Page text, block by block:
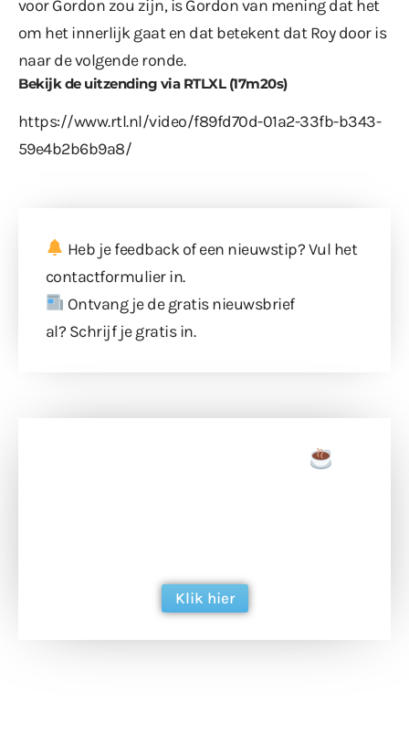
voor Gordon zou zijn, is Gordon van mening dat het
om het innerlijk gaat en dat betekent dat Roy door is
naar de volgende ronde.
Bekijk de uitzending via RTLXL (17m20s)
https://www.rtl.nl/video/f89fd70d-01a2-33fb-b343-
59e4b2b6b9a8/
Heb je feedback of een nieuwstip? Vul het
contactformulierin.
Ontvang je de gratis nieuwsbrief
al? Schrijf je gratis in.
Klik hier